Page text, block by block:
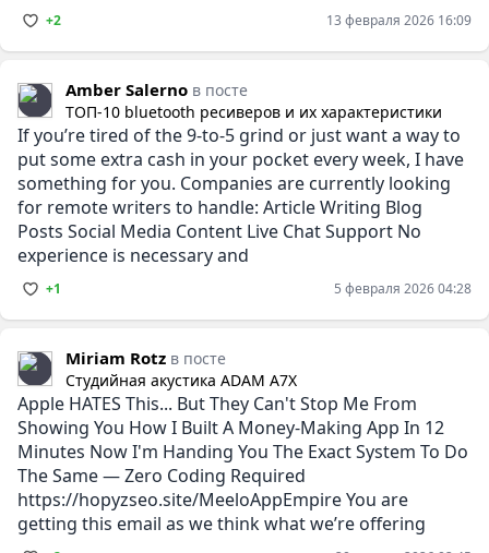
+2 13 февраля 2026 16:09
Amber Salerno в посте
ТОП-10 bluetooth ресиверов и их характеристики
If you’re tired of the 9-to-5 grind or just want a way to
put some extra cash in your pocket every week, I have
something for you. Companies are currently looking
for remote writers to handle: Article Writing Blog
Posts Social Media Content Live Chat Support No
experience is necessary and
+1 5 февраля 2026 04:28
Miriam Rotz в посте
Студийная акустика ADAM A7X
Apple HATES This... But They Can't Stop Me From
Showing You How I Built A Money-Making App In 12
Minutes Now I'm Handing You The Exact System To Do
The Same — Zero Coding Required
https://hopyzseo.site/MeeloAppEmpire You are
getting this email as we think what we’re offering